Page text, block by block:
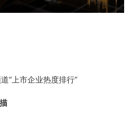
“上市企业热度排行”